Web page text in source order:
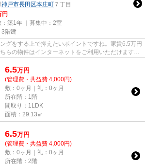
神戸市長田区本庄町 ７丁目
円
築1年 ｜募集中： 2室
3階建
グをする上で抑えたいポイントですね。家賃6.5万円
らの物件はインターネットをご利用いただけます。
6.5万円
(管理費・共益費 4,000円)
敷：0ヶ月｜礼：0ヶ月
所在階：1階
間取り：1LDK
面積：29.13㎡
6.5万円
(管理費・共益費 4,000円)
敷：0ヶ月｜礼：0ヶ月
所在階：2階